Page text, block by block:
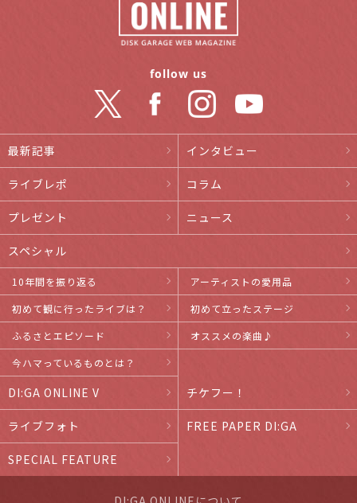
最新記事 インタビュー
ライブレポ コラム
プレゼント ニュース
スペシャル
10年間を振り返る
アーティストの愛用品
初めて観に行ったライブは？
初めて立ったステージ
ふるさとエピソード
オススメの楽曲♪
今ハマっているものとは？
DI:GA ONLINE V チケフー！
ライブフォト FREE PAPER DI:GA
SPECIAL FEATURE
follow us